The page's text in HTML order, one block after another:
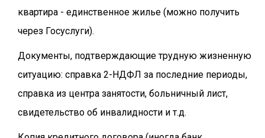
квартира - единственное жилье (можно получить
через Госуслуги).
Документы, подтверждающие трудную жизненную
ситуацию: справка 2-НДФЛ за последние периоды,
справка из центра занятости, больничный лист,
свидетельство об инвалидности и т.д.